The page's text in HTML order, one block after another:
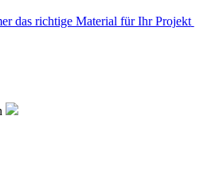
das richtige Material für Ihr Projekt